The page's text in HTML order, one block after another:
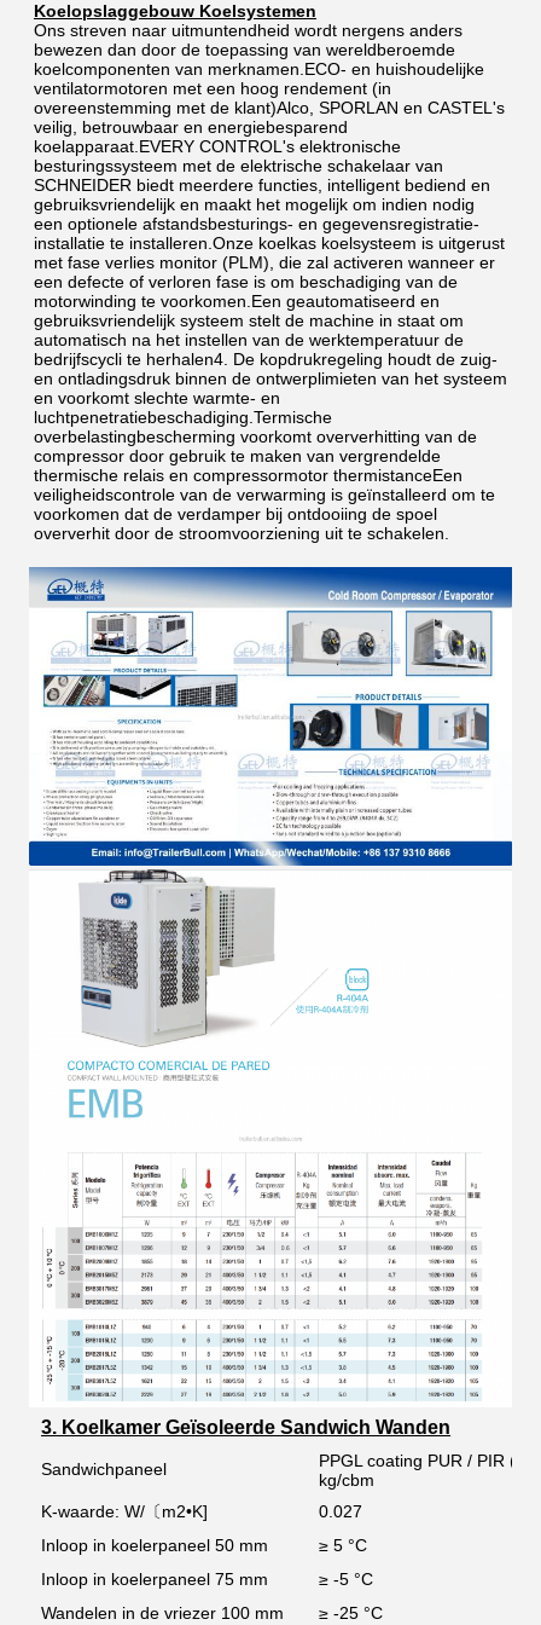
Koelopslaggebouw Koelsystemen
Ons streven naar uitmuntendheid wordt nergens anders
bewezen dan door de toepassing van wereldberoemde
koelcomponenten van merknamen.ECO- en huishoudelijke
ventilatormotoren met een hoog rendement (in
overeenstemming met de klant)Alco, SPORLAN en CASTEL's
veilig, betrouwbaar en energiebesparend
koelapparaat.EVERY CONTROL's elektronische
besturingssysteem met de elektrische schakelaar van
SCHNEIDER biedt meerdere functies, intelligent bediend en
gebruiksvriendelijk en maakt het mogelijk om indien nodig
een optionele afstandsbesturings- en gegevensregistratie-
installatie te installeren.Onze koelkas koelsysteem is uitgerust
met fase verlies monitor (PLM), die zal activeren wanneer er
een defecte of verloren fase is om beschadiging van de
motorwinding te voorkomen.Een geautomatiseerd en
gebruiksvriendelijk systeem stelt de machine in staat om
automatisch na het instellen van de werktemperatuur de
bedrijfscycli te herhalen4. De kopdrukregeling houdt de zuig-
en ontladingsdruk binnen de ontwerplimieten van het systeem
en voorkomt slechte warmte- en
luchtpenetratiebeschadiging.Termische
overbelastingbescherming voorkomt oververhitting van de
compressor door gebruik te maken van vergrendelde
thermische relais en compressormotor thermistanceEen
veiligheidscontrole van de verwarming is geïnstalleerd om te
voorkomen dat de verdamper bij ontdooiing de spoel
oververhit door de stroomvoorziening uit te schakelen.
3. Koelkamer Geïsoleerde Sandwich Wanden
Sandwichpaneel
PPGL coating PUR / PIR
kg/cbm
K-waarde: W/〔m2•K]
0.027
Inloop in koelerpaneel 50 mm
≥ 5 °C
Inloop in koelerpaneel 75 mm
≥ -5 °C
Wandelen in de vriezer 100 mm
≥ -25 °C